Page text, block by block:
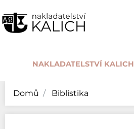
NAKLADATELSTVÍ KALICH
Domů Biblistika